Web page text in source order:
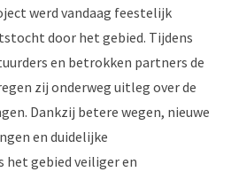
werd vandaag feestelijk
door het gebied. Tijdens
en betrokken partners de
zij onderweg uitleg over de
Dankzij betere wegen, nieuwe
en duidelijke
gebied veiliger en